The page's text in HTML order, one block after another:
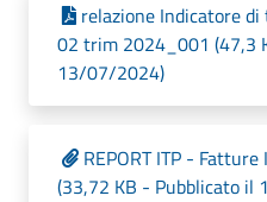
relazione Indicatore
02 trim 2024_001 (47,3
13/07/2024)
REPORT ITP -
(33,72 KB - Pubblicato